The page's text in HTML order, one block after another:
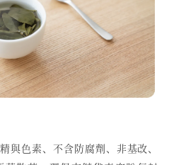
與色素、不含防腐劑、非基改、